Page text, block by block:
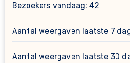
Bezoekers vandaag: 42
Aantal weergaven laatste 7
Aantal weergaven laatste 30